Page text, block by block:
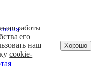
работы
его
наш
cookie-
Хорошо